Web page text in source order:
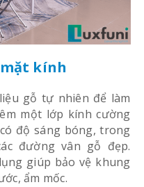
mặt kính
gỗ tự nhiên để làm
một lớp kính cường
độ sáng bóng, trong
đường vân gỗ đẹp.
giúp bảo vệ khung
ẩm mốc.